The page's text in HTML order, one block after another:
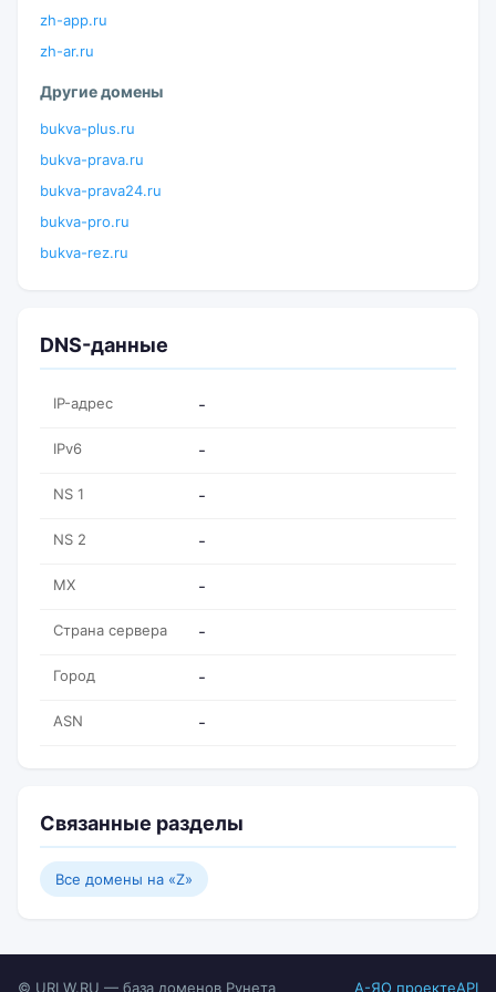
zh-app.ru
zh-ar.ru
Другие домены
bukva-plus.ru
bukva-prava.ru
bukva-prava24.ru
bukva-pro.ru
bukva-rez.ru
DNS-данные
IP-адрес -
IPv6 -
NS 1 -
NS 2 -
MX -
Страна сервера -
Город -
ASN -
Связанные разделы
Все домены на «Z»
© URLW.RU — база доменов Рунета А-ЯО проектеAPI